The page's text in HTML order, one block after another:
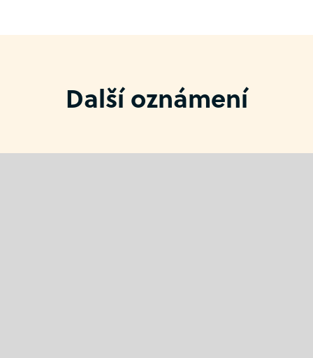
Další oznámení